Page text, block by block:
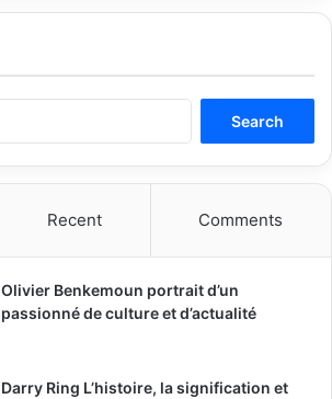
Recent Comments
Olivier Benkemoun portrait d’un
passionné de culture et d’actualité
Darry Ring L’histoire, la signification et